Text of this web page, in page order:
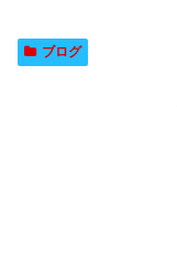
ブログ